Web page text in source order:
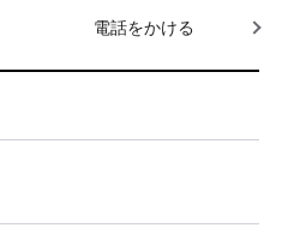
電話をかける